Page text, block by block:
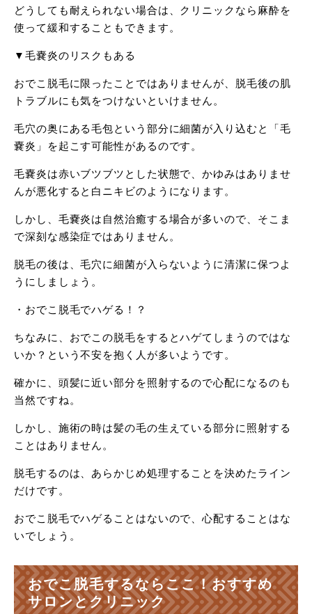
どうしても耐えられない場合は、クリニックなら麻酔を
使って緩和することもできます。
▼毛嚢炎のリスクもある
おでこ脱毛に限ったことではありませんが、脱毛後の肌
トラブルにも気をつけないといけません。
毛穴の奥にある毛包という部分に細菌が入り込むと「毛
嚢炎」を起こす可能性があるのです。
毛嚢炎は赤いブツブツとした状態で、かゆみはありませ
んが悪化すると白ニキビのようになります。
しかし、毛嚢炎は自然治癒する場合が多いので、そこま
で深刻な感染症ではありません。
脱毛の後は、毛穴に細菌が入らないように清潔に保つよ
うにしましょう。
・おでこ脱毛でハゲる！？
ちなみに、おでこの脱毛をするとハゲてしまうのではな
いか？という不安を抱く人が多いようです。
確かに、頭髪に近い部分を照射するので心配になるのも
当然ですね。
しかし、施術の時は髪の毛の生えている部分に照射する
ことはありません。
脱毛するのは、あらかじめ処理することを決めたライン
だけです。
おでこ脱毛でハゲることはないので、心配することはな
いでしょう。
おでこ脱毛するならここ！おすすめ
サロンとクリニック